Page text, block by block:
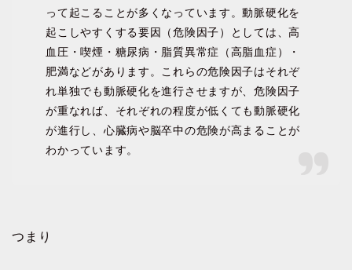
って起こることが多くなっています。動脈硬化を
起こしやすくする要因（危険因子）としては、高
血圧・喫煙・糖尿病・脂質異常症（高脂血症）・
肥満などがあります。これらの危険因子はそれぞ
れ単独でも動脈硬化を進行させますが、危険因子
が重なれば、それぞれの程度が低くても動脈硬化
が進行し、心臓病や脳卒中の危険が高まることが
わかっています。
つまり